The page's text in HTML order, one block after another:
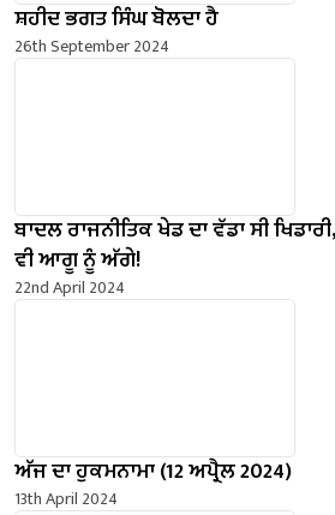
ਸ਼ਹੀਦ ਭਗਤ ਸਿੰਘ ਬੋਲਦਾ ਹੈ
26th September 2024
ਬਾਦਲ ਰਾਜਨੀਤਿਕ ਖੇਡ ਦਾ ਵੱਡਾ ਸੀ
ਵੀ ਆਗੂ ਨੂੰ ਅੱਗੇ!
22nd April 2024
ਅੱਜ ਦਾ ਹੁਕਮਨਾਮਾ (12 ਅਪ੍ਰੈਲ 2024)
13th April 2024